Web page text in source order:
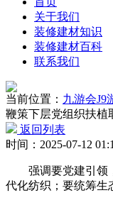
关于我们
装修建材知识
装修建材百科
联系我们
当前位置： 九游会J9
鞭策下层党组织扶植
返回列表
时间：2025-07-12
强调要党建引领，
代化纺织；要统筹生